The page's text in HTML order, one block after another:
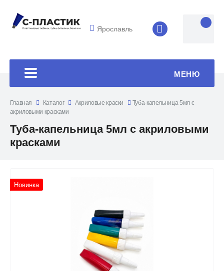
Ярославль 8 (4852) 33-
МЕНЮ
Главная Каталог Акриловые краски
Туба-капельница 5мл с
акриловыми красками
Туба-капельница 5мл с акриловыми
красками
Новинка